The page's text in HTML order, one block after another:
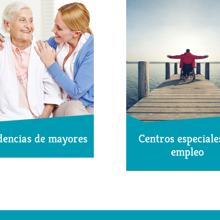
de mayores
Centros
empleo